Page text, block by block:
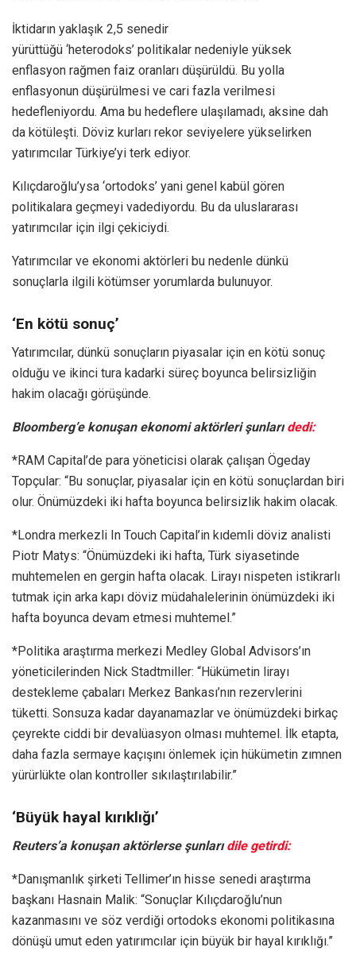
İktidarın yaklaşık 2,5 senedir
yürüttüğü ‘heterodoks’ politikalar nedeniyle yüksek
enflasyon rağmen faiz oranları düşürüldü. Bu yolla
enflasyonun düşürülmesi ve cari fazla verilmesi
hedefleniyordu. Ama bu hedeflere ulaşılamadı, aksine dah
da kötüleşti. Döviz kurları rekor seviyelere yükselirken
yatırımcılar Türkiye’yi terk ediyor.
Kılıçdaroğlu’ysa ‘ortodoks’ yani genel kabül gören
politikalara geçmeyi vadediyordu. Bu da uluslararası
yatırımcılar için ilgi çekiciydi.
Yatırımcılar ve ekonomi aktörleri bu nedenle dünkü
sonuçlarla ilgili kötümser yorumlarda bulunuyor.
‘En kötü sonuç’
Yatırımcılar, dünkü sonuçların piyasalar için en kötü sonuç
olduğu ve ikinci tura kadarki süreç boyunca belirsizliğin
hakim olacağı görüşünde.
Bloomberg’e konuşan ekonomi aktörleri şunlarıdedi:
*RAM Capital’de para yöneticisi olarak çalışan Ögeday
Topçular: “Bu sonuçlar, piyasalar için en kötü sonuçlardan biri
olur. Önümüzdeki iki hafta boyunca belirsizlik hakim olacak.
*Londra merkezli In Touch Capital’in kıdemli döviz analisti
Piotr Matys: “Önümüzdeki iki hafta, Türk siyasetinde
muhtemelen en gergin hafta olacak. Lirayı nispeten istikrarlı
tutmak için arka kapı döviz müdahalelerinin önümüzdeki iki
hafta boyunca devam etmesi muhtemel.”
*Politika araştırma merkezi Medley Global Advisors’ın
yöneticilerinden Nick Stadtmiller: “Hükümetin lirayı
destekleme çabaları Merkez Bankası’nın rezervlerini
tüketti. Sonsuza kadar dayanamazlar ve önümüzdeki birkaç
çeyrekte ciddi bir devalüasyon olması muhtemel. İlk etapta,
daha fazla sermaye kaçışını önlemek için hükümetin zımnen
yürürlükte olan kontroller sıkılaştırılabilir.”
‘Büyük hayal kırıklığı’
Reuters’a konuşan aktörlerse şunlarıdile getirdi:
*Danışmanlık şirketi Tellimer’ın hisse senedi araştırma
başkanı Hasnain Malik: “Sonuçlar Kılıçdaroğlu’nun
kazanmasını ve söz verdiği ortodoks ekonomi politikasına
dönüşü umut eden yatırımcılar için büyük bir hayal kırıklığı.”